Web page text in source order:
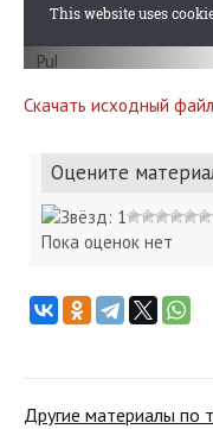
Скачать исходный файл
Оцените
Пока оценок нет
Другие материалы по